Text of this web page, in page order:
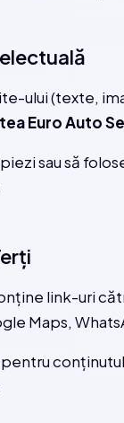
ului (texte,
Euro Auto
sau să
link-uri
Maps,
pentru